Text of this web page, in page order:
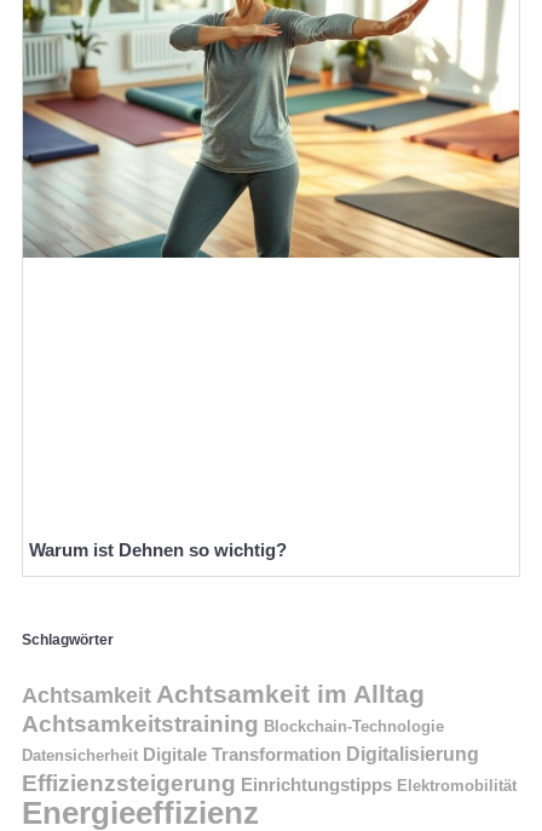
Warum ist Dehnen so wichtig?
Schlagwörter
Achtsamkeit Achtsamkeit im Alltag
Achtsamkeitstraining Blockchain-Technologie
Datensicherheit Digitale Transformation Digitalisierung
Effizienzsteigerung Einrichtungstipps Elektromobilität
Energieeffizienz